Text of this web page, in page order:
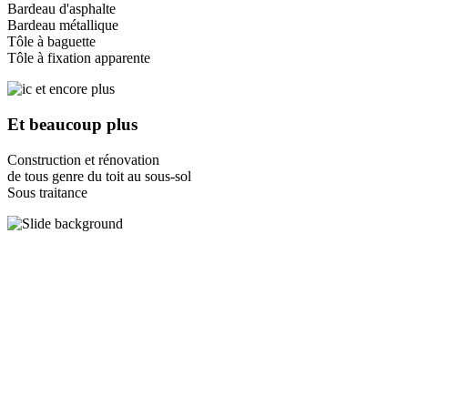
Bardeau d'asphalte
Bardeau métallique
Tôle à baguette
Tôle à fixation apparente
Et beaucoup plus
Construction et rénovation
de tous genre du toit au sous-sol
Sous traitance